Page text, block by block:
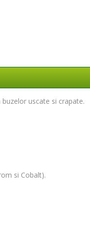
uscate si crapate.
si Cobalt).